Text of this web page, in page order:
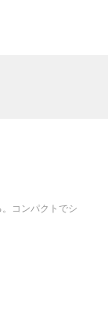
コンパクトでシ